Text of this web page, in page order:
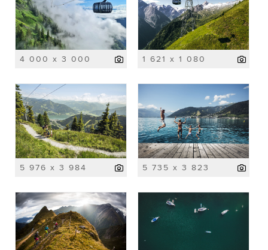
4 000 x 3 000 1 621 x 1 080
5 976 x 3 984 5 735 x 3 823